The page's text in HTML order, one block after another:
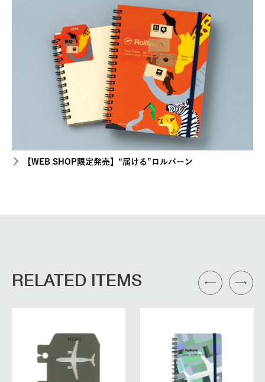
【WEB SHOP限定発売】“届ける”ロルバーン
RELATED ITEMS